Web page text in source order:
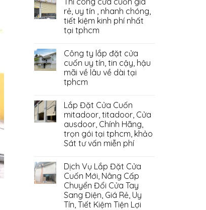
rẻ, uy tín , nhanh chóng,
tiết kiệm kinh phí nhất
tại tphcm
Công ty lắp đặt cửa
cuốn uy tín, tin cậy, hậu
mãi về lâu về dài tại
tphcm
Lắp Đặt Cửa Cuốn
mitadoor, titadoor, Cửa
ausdoor, Chính Hãng,
trọn gói tại tphcm, khảo
Sát tư vấn miễn phí
Dịch Vụ Lắp Đặt Cửa
Cuốn Mới, Nâng Cấp
Chuyển Đổi Cửa Tay
Sang Điện, Giá Rẻ, Uy
Tín, Tiết Kiệm Tiện Lợi